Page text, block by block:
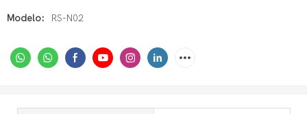
Modelo: RS-N02